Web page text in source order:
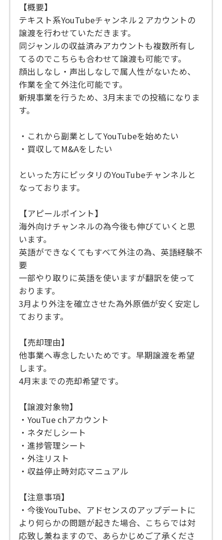
【概要】
テキスト系YouTubeチャンネル２アカウントの
譲渡を行わせていただきます。
同ジャンルの収益済みアカウントも複数所有し
てるのでこちらも合わせて譲渡も可能です。
顔出しなし・声出しなしで属人性がないため、
作業を全て外注化可能です。
新規事業を行うため、3月末までの投稿になりま
す。
・これから副業としてYouTubeを始めたい
・買収してM&Aをしたい
といった方にピッタリのYouTubeチャンネルと
なっております。
【アピールポイント】
海外向けチャンネルの為今後も伸びていくと思
います。
英語ができなくてもすべて外注の為、英語経験不
要
一部やり取りに英語を使いますが翻訳を使って
おります。
3月より外注を確立させた為外原価が安く安定し
ております。
【売却理由】
他事業へ専念したいためです。早期譲渡を希望
します。
4月末までの売却希望です。
【譲渡対象物】
・YouTue chアカウント
・ネタだしシート
・進捗管理シート
・外注リスト
・収益停止時対応マニュアル
【注意事項】
・今後YouTube、アドセンスのアップデートに
より何らかの問題が起きた場合、こちらでは対
応致し兼ねますので、あらかじめご了承くださ